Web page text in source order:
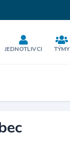
JEDNOTLIVCI TÝMY